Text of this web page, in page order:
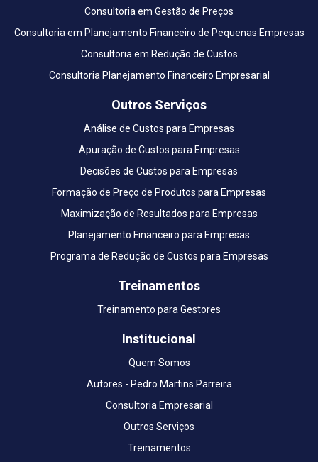
Consultoria em Gestão de Preços
Consultoria em Planejamento Financeiro de Pequenas Empresas
Consultoria em Redução de Custos
Consultoria Planejamento Financeiro Empresarial
Outros Serviços
Análise de Custos para Empresas
Apuração de Custos para Empresas
Decisões de Custos para Empresas
Formação de Preço de Produtos para Empresas
Maximização de Resultados para Empresas
Planejamento Financeiro para Empresas
Programa de Redução de Custos para Empresas
Treinamentos
Treinamento para Gestores
Institucional
Quem Somos
Autores - Pedro Martins Parreira
Consultoria Empresarial
Outros Serviços
Treinamentos